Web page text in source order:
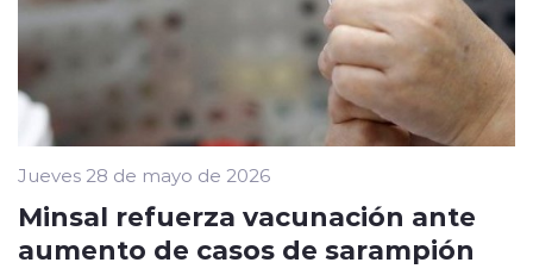
Jueves 28 de mayo de 2026
Minsal refuerza vacunación ante
aumento de casos de sarampión